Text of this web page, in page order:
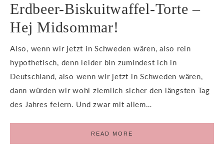
Erdbeer-Biskuitwaffel-Torte –
Hej Midsommar!
Also, wenn wir jetzt in Schweden wären, also rein
hypothetisch, denn leider bin zumindest ich in
Deutschland, also wenn wir jetzt in Schweden wären,
dann würden wir wohl ziemlich sicher den längsten Tag
des Jahres feiern. Und zwar mit allem…
READ MORE